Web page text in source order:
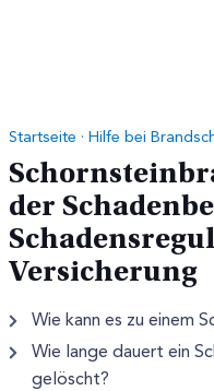
Startseite · Hilfe bei
der
Versicherung
Wie kann es zu einem
Wie lange dauert ein
gelöscht?